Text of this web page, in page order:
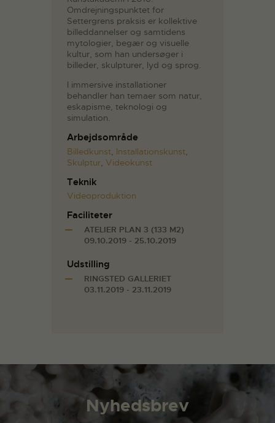
Omdrejningspunktet for
Settergrens praksis er kollektive
billeddannelser og samtidens
mytologier, begær og visuelle
kultur, som han undersøger i
billeder, skulpturer, lyd og sprog.
I immersive installationer
behandler han temaer som natur,
eskapisme, teknologi og
simulation.
Arbejdsområde
Billedkunst Installationskunst
Skulptur Videokunst
Teknik
Videoproduktion
Faciliteter
ATELIER PLAN 3 (133 M2)
09.10.2019 - 25.10.2019
Udstilling
RINGSTED GALLERIET
03.11.2019 - 23.11.2019
Nyhedsbrev